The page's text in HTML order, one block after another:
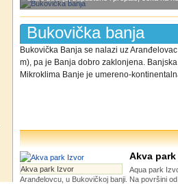
Bukovička banja
Bukovička Banja se nalazi uz
m), pa je Banja dobro zaklonjena.
Mikroklima Banje je umereno-
Akva park Izvor
Akva park
Aqua park
Aranđelovcu, u Bukovičkoj banji. Na površini